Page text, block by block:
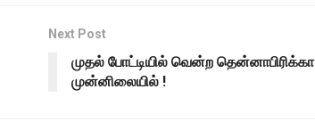
Next Post
முதல் போட்டியில் வென்ற தென்னாபிரிக்கா
முன்னிலையில் !